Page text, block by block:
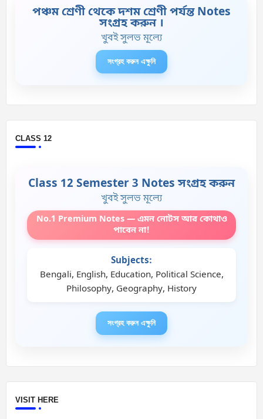
পঞ্চম শ্রেণী থেকে দশম শ্রেণী পর্যন্ত Notes
সংগ্রহ করুন ।
খুবই সুলভ মূল্যে
সংগ্রহ করুন এক্ষুনি
CLASS 12
Class 12 Semester 3 Notes সংগ্রহ করুন
খুবই সুলভ মূল্যে
No.1 Premium Notes — এমন নোটস আর কোথাও
পাবেন না!
Subjects:
Bengali, English, Education, Political Science,
Philosophy, Geography, History
সংগ্রহ করুন এক্ষুনি
VISIT HERE